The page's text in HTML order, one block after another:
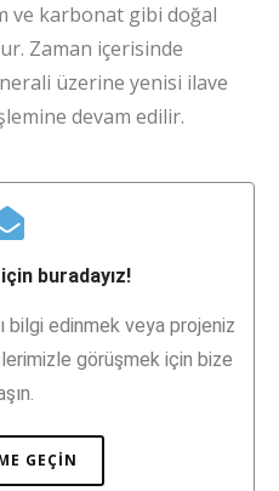
ve karbonat gibi doğal
Zaman içerisinde
üzerine yenisi ilave
devam edilir.
buradayız!
bilgi edinmek veya projeniz
görüşmek için bize
GEÇIN